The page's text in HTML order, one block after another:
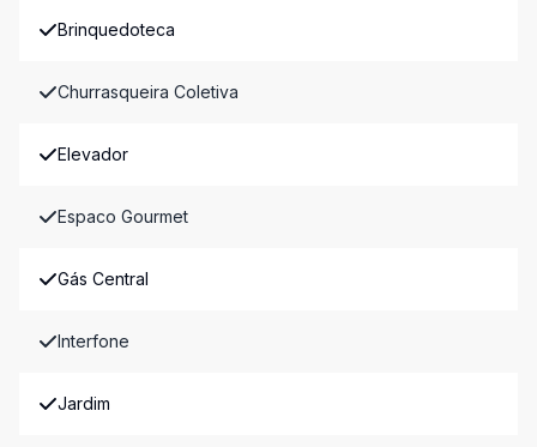
Brinquedoteca
Churrasqueira Coletiva
Elevador
Espaco Gourmet
Gás Central
Interfone
Jardim